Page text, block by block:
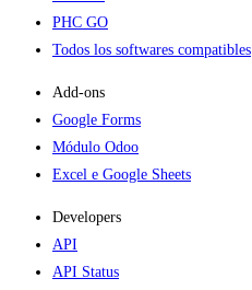
PHC GO
Todos los softwares compatibles
Add-ons​
Google Forms
Módulo Odoo
Excel e Google Sheets
Developers
API
API Status